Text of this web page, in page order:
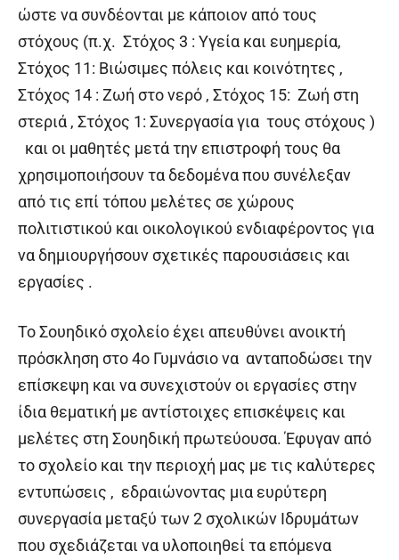
ώστε να συνδέονται με κάποιον από τους
στόχους (π.χ. Στόχος 3 : Υγεία και ευημερία,
Στόχος 11: Βιώσιμες πόλεις και κοινότητες ,
Στόχος 14 : Ζωή στο νερό , Στόχος 15: Ζωή στη
στεριά , Στόχος 1: Συνεργασία για τους στόχους )
και οι μαθητές μετά την επιστροφή τους θα
χρησιμοποιήσουν τα δεδομένα που συνέλεξαν
από τις επί τόπου μελέτες σε χώρους
πολιτιστικού και οικολογικού ενδιαφέροντος για
να δημιουργήσουν σχετικές παρουσιάσεις και
εργασίες .
Το Σουηδικό σχολείο έχει απευθύνει ανοικτή
πρόσκληση στο 4ο Γυμνάσιο να ανταποδώσει την
επίσκεψη και να συνεχιστούν οι εργασίες στην
ίδια θεματική με αντίστοιχες επισκέψεις και
μελέτες στη Σουηδική πρωτεύουσα. Έφυγαν από
το σχολείο και την περιοχή μας με τις καλύτερες
εντυπώσεις , εδραιώνοντας μια ευρύτερη
συνεργασία μεταξύ των 2 σχολικών Ιδρυμάτων
που σχεδιάζεται να υλοποιηθεί τα επόμενα